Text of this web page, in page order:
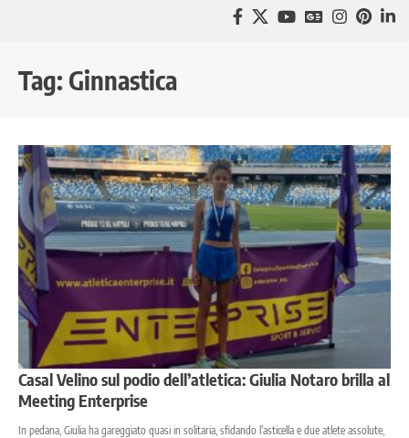
Tag: Ginnastica
Casal Velino sul podio dell’atletica: Giulia Notaro brilla al
Meeting Enterprise
In pedana, Giulia ha gareggiato quasi in solitaria, sfidando l’asticella e due atlete assolute,